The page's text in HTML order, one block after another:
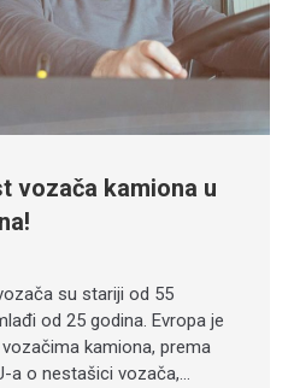
vozača kamiona u
su stariji od 55
od 25 godina. Evropa je
kamiona, prema
a o nestašici vozača,…